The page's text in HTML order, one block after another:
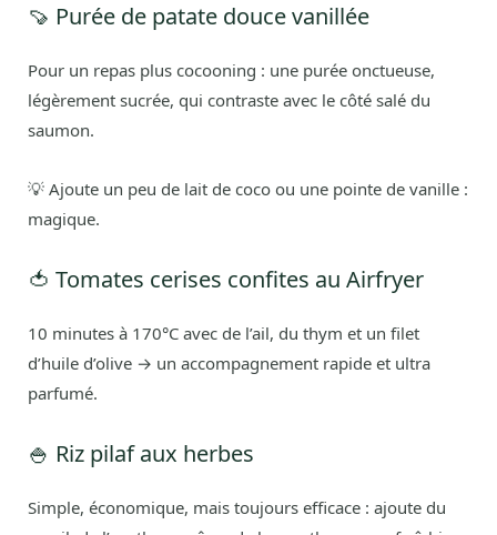
🍠 Purée de patate douce vanillée
Pour un repas plus cocooning : une purée onctueuse,
légèrement sucrée, qui contraste avec le côté salé du
saumon.
💡 Ajoute un peu de lait de coco ou une pointe de vanille :
magique.
🍅 Tomates cerises confites au Airfryer
10 minutes à 170°C avec de l’ail, du thym et un filet
d’huile d’olive → un accompagnement rapide et ultra
parfumé.
🍚 Riz pilaf aux herbes
Simple, économique, mais toujours efficace : ajoute du